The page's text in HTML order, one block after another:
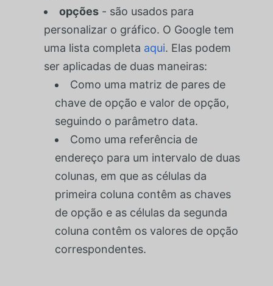
opções- são usados para
personalizar o gráfico. O Google tem
uma lista completa aqui. Elas podem
ser aplicadas de duas maneiras:
Como uma matriz de pares de
chave de opção e valor de opção,
seguindo o parâmetro data.
Como uma referência de
endereço para um intervalo de duas
colunas, em que as células da
primeira coluna contêm as chaves
de opção e as células da segunda
coluna contêm os valores de opção
correspondentes.